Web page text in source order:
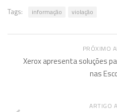
Tags: informação violação
PRÓXIMO
Xerox apresenta soluções
nas
ARTIGO